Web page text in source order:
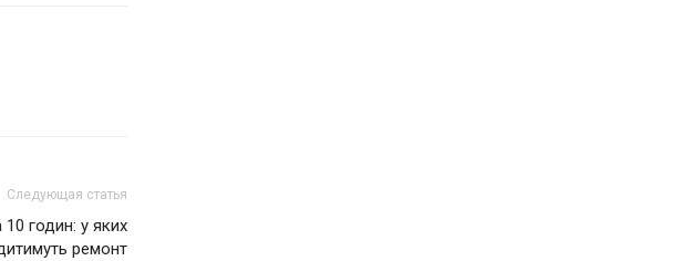
Следующая статья
годин: у яких
ремонт